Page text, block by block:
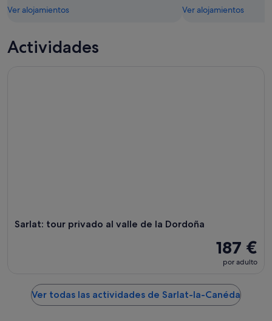
Ver alojamientos
Ver alojamientos
Actividades
Sarlat: tour privado al valle de la Dordoña
187 €
por adulto
Ver todas las actividades de Sarlat-la-Canéda